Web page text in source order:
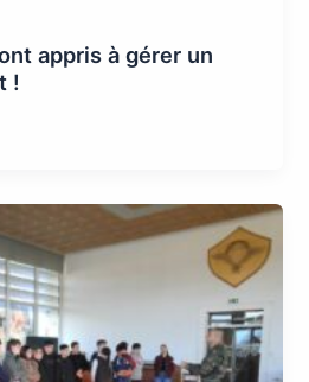
appris à gérer un
!